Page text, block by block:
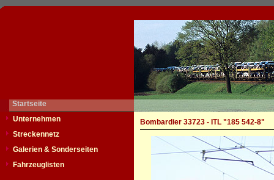
Startseite
Unternehmen
Streckennetz
Galerien & Sonderseiten
Fahrzeuglisten
Bombardier 33723 - ITL "185 542-8"